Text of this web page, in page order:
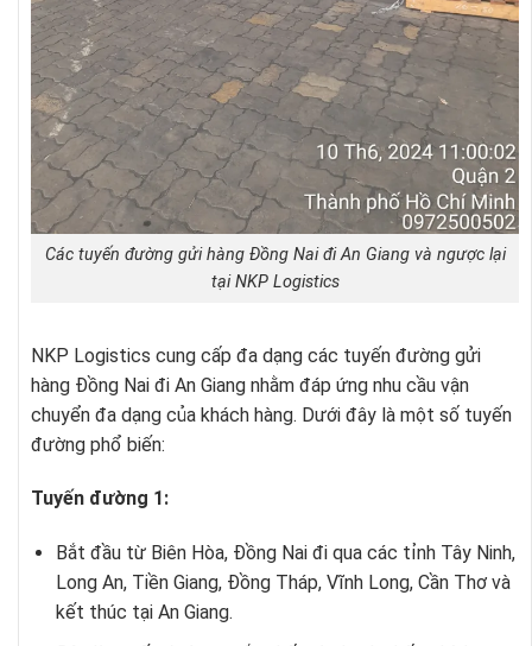
Các tuyến đường gửi hàng Đồng Nai đi An Giang và ngược lại
tại NKP Logistics
NKP Logistics cung cấp đa dạng các tuyến đường gửi
hàng Đồng Nai đi An Giang nhằm đáp ứng nhu cầu vận
chuyển đa dạng của khách hàng. Dưới đây là một số tuyến
đường phổ biến:
Tuyến đường 1:
Bắt đầu từ Biên Hòa, Đồng Nai đi qua các tỉnh Tây Ninh,
Long An, Tiền Giang, Đồng Tháp, Vĩnh Long, Cần Thơ và
kết thúc tại An Giang.